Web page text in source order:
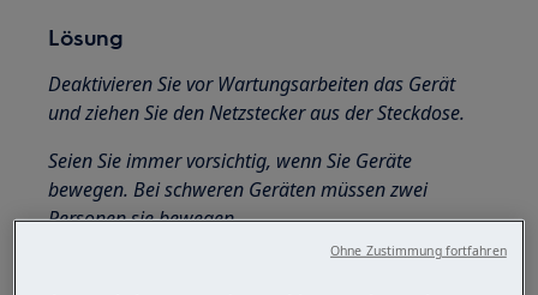
Lösung
Deaktivieren Sie vor Wartungsarbeiten das Gerät
und ziehen Sie den Netzstecker aus derSteckdose.
Seien Sie immer vorsichtig, wenn Sie Geräte
bewegen. Bei schweren Geräten müssen zwei
Personen sie bewegen.
Verwenden Sie immer Schutzhandschuhe und
Ohne Zustimmung fortfahren